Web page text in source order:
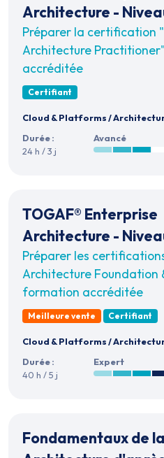
Architecture -
Préparer la certification
Architecture
accréditée
Certifiant
Cloud & Platforms/
Durée :
24 h / 3 j
Avancé
TOGAF® Enterprise
Architecture -
Préparer les
Architecture Foundation
formation accréditée
Meilleure vente Certifiant
Cloud & Platforms/
Durée :
40 h / 5 j
Expert
Fondamentaux de